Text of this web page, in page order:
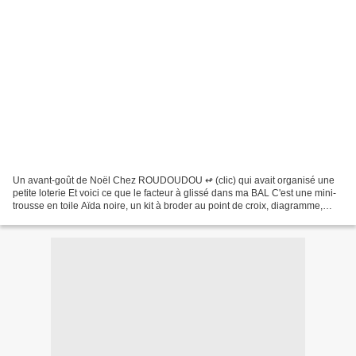
Un avant-goût de Noël Chez ROUDOUDOU ↫ (clic) qui avait organisé une
petite loterie Et voici ce que le facteur à glissé dans ma BAL C'est une mini-
trousse en toile Aïda noire, un kit à broder au point de croix, diagramme,